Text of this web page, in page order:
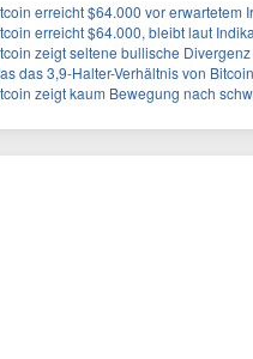
erreicht $64.000 vor erwartetem
erreicht $64.000, bleibt laut
zeigt seltene bullische
das 3,9-Halter-Verhältnis von
zeigt kaum Bewegung nach schwachen